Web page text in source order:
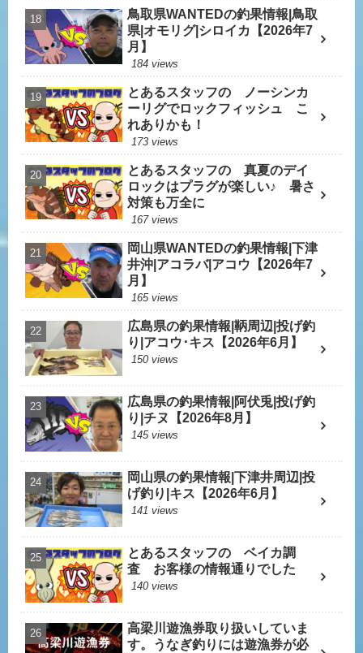
鳥取県WANTEDの釣果情報|鳥取
県|オモリグ|シロイカ【2026年7
月】
184 views
とあるスタッフの ノーシンカ
ーリグでロックフィッシュ こ
れありかも！
173 views
とあるスタッフの 真夏のデイ
ロックはプラグが楽しい♪ 暑さ
対策も万全に
167 views
岡山県WANTEDの釣果情報|下津
井沖|アコラバ|アコウ【2026年7
月】
165 views
広島県の釣果情報|鞆周辺|投げ釣
り|アコウ･キス【2026年6月】
150 views
広島県の釣果情報|阿伏兎|投げ釣
り|チヌ【2026年8月】
145 views
岡山県の釣果情報|下津井周辺|投
げ釣り|キス【2026年6月】
141 views
とあるスタッフの ベイカ調
査 お客様の情報通りでした
140 views
高梁川遊漁券取り扱いしていま
す。うなぎ釣りには遊漁券が必